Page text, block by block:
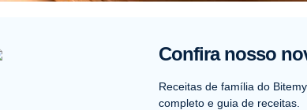
Confira nosso
Receitas de família do
completo e guia de receitas.